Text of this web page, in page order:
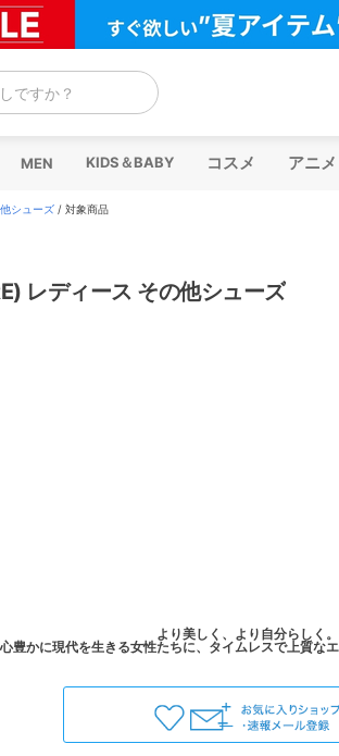
ですか？
MEN KIDS＆BABY コスメ アニメ
シューズ / 対象商品
レディース その他シューズ
より美しく、より自分らしく。